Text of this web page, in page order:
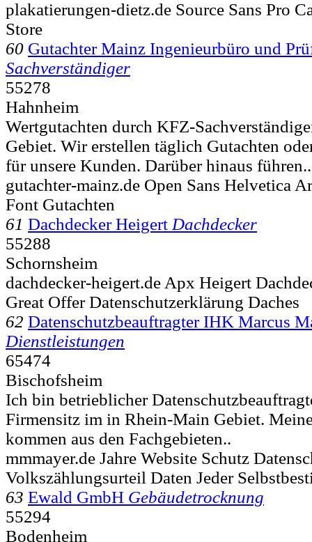
plakatierungen-dietz.de Source Sans Pro
Store
60 Gutachter Mainz Ingenieurbüro und
Sachverständiger
55278
Hahnheim
Wertgutachten durch KFZ-
Gebiet. Wir erstellen täglich Gutachten
für unsere Kunden. Darüber hinaus führen..
gutachter-mainz.de Open Sans Helvetica
Font Gutachten
61 Dachdecker Heigert Dachdecker
55288
Schornsheim
dachdecker-heigert.de Apx Heigert
Great Offer Datenschutzerklärung Daches
62 Datenschutzbeauftragter IHK Marcus
Dienstleistungen
65474
Bischofsheim
Ich bin betrieblicher
Firmensitz im in Rhein-Main Gebiet.
kommen aus den Fachgebieten..
mmmayer.de Jahre Website Schutz
Volkszählungsurteil Daten Jeder
63 Ewald GmbH Gebäudetrocknung
55294
Bodenheim